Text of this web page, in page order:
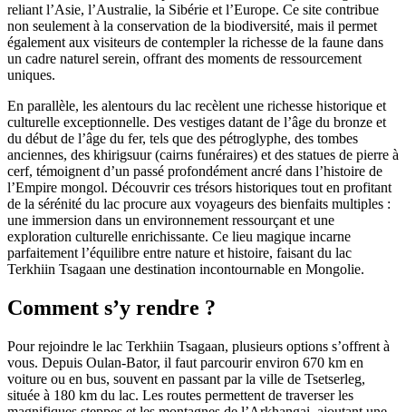
reliant l’Asie, l’Australie, la Sibérie et l’Europe. Ce site contribue
non seulement à la conservation de la biodiversité, mais il permet
également aux visiteurs de contempler la richesse de la faune dans
un cadre naturel serein, offrant des moments de ressourcement
uniques.
En parallèle, les alentours du lac recèlent une richesse historique et
culturelle exceptionnelle. Des vestiges datant de l’âge du bronze et
du début de l’âge du fer, tels que des pétroglyphe, des tombes
anciennes, des khirigsuur (cairns funéraires) et des statues de pierre à
cerf, témoignent d’un passé profondément ancré dans l’histoire de
l’Empire mongol. Découvrir ces trésors historiques tout en profitant
de la sérénité du lac procure aux voyageurs des bienfaits multiples :
une immersion dans un environnement ressourçant et une
exploration culturelle enrichissante. Ce lieu magique incarne
parfaitement l’équilibre entre nature et histoire, faisant du lac
Terkhiin Tsagaan une destination incontournable en Mongolie.
Comment s’y rendre ?
Pour rejoindre le lac Terkhiin Tsagaan, plusieurs options s’offrent à
vous. Depuis Oulan-Bator, il faut parcourir environ 670 km en
voiture ou en bus, souvent en passant par la ville de Tsetserleg,
située à 180 km du lac. Les routes permettent de traverser les